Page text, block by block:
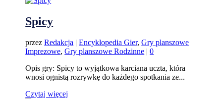
Spicy
przezRedakcja |Encyklopedia Gier,Gry planszowe
Imprezowe,Gry planszowe Rodzinne |0
Opis gry: Spicy to wyjątkowa karciana uczta, która
wnosi ognistą rozrywkę do każdego spotkania ze...
Czytaj więcej